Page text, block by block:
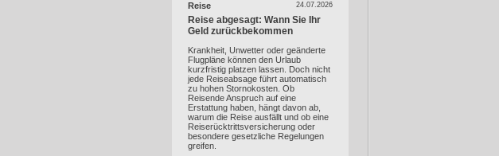
24.07.2026
Reise
Reise abgesagt: Wann Sie Ihr
Geld zurückbekommen
Krankheit, Unwetter oder geänderte
Flugpläne können den Urlaub
kurzfristig platzen lassen. Doch nicht
jede Reiseabsage führt automatisch
zu hohen Stornokosten. Ob
Reisende Anspruch auf eine
Erstattung haben, hängt davon ab,
warum die Reise ausfällt und ob eine
Reiserücktrittsversicherung oder
besondere gesetzliche Regelungen
greifen.